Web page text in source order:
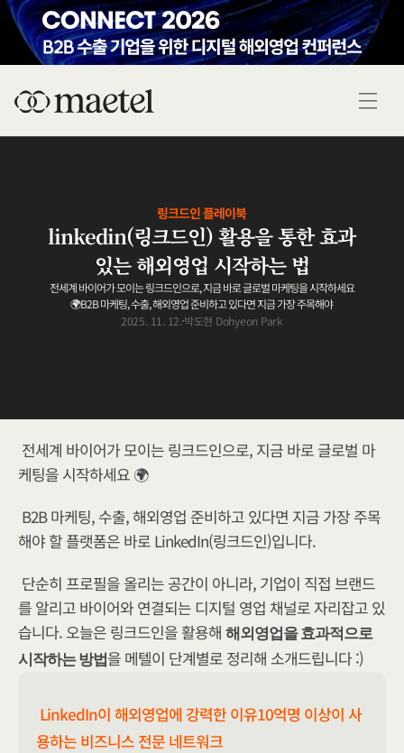
링크드인 플레이북
linkedin(링크드인) 활용을 통한 효과
있는 해외영업 시작하는 법
전세계 바이어가 모이는 링크드인으로, 지금 바로 글로벌 마케팅을 시작하세요
🌍B2B 마케팅, 수출, 해외영업 준비하고 있다면 지금 가장 주목해야
2025. 11. 12.박도현 Dohyeon Park
전세계 바이어가 모이는 링크드인으로, 지금 바로 글로벌 마
케팅을 시작하세요 🌍
B2B 마케팅, 수출, 해외영업 준비하고 있다면 지금 가장 주목
해야 할 플랫폼은 바로 LinkedIn(링크드인)입니다.
단순히 프로필을 올리는 공간이 아니라, 기업이 직접 브랜드
를 알리고 바이어와 연결되는 디지털 영업 채널로 자리잡고 있
습니다. 오늘은 링크드인을 활용해 해외영업을 효과적으로
시작하는 방법 을 메텔이 단계별로 정리해 소개드립니다 :)
LinkedIn이 해외영업에 강력한 이유10억명 이상이 사
용하는 비즈니스 전문 네트워크